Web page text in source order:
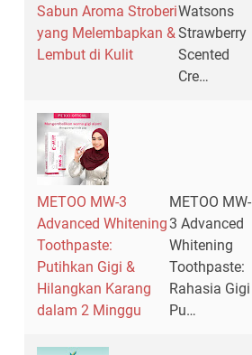
Sabun Aroma Stroberi
yang Melembapkan &
Lembut di Kulit
Watsons
Strawberry
Scented
Cre…
METOO MW-3
Advanced Whitening
Toothpaste:
Putihkan Gigi &
Hilangkan Karang
dalam 2 Minggu
METOO MW-
3 Advanced
Whitening
Toothpaste:
Rahasia Gigi
Pu…